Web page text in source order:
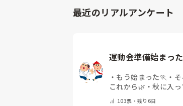
最近のリアルアンケート
運動会準備始まっ
・ もう始まった🏃 ・
これから🌿 ・秋に入
103票・残り6日